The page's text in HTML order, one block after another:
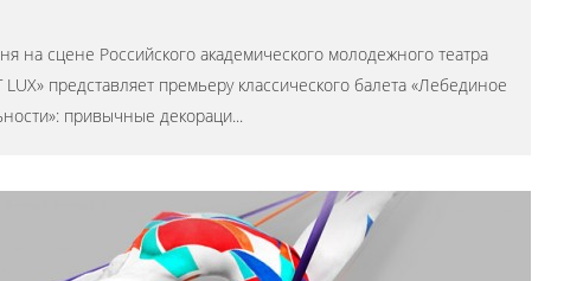
сцене Российского академического молодежного театра
LUX» представляет премьеру классического балета «Лебединое
привычные декораци...